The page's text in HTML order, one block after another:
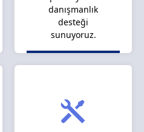
danışmanlık
desteği
sunuyoruz.